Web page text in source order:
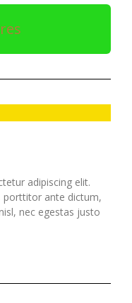
adipiscing elit.
porttitor ante dictum,
nec egestas justo